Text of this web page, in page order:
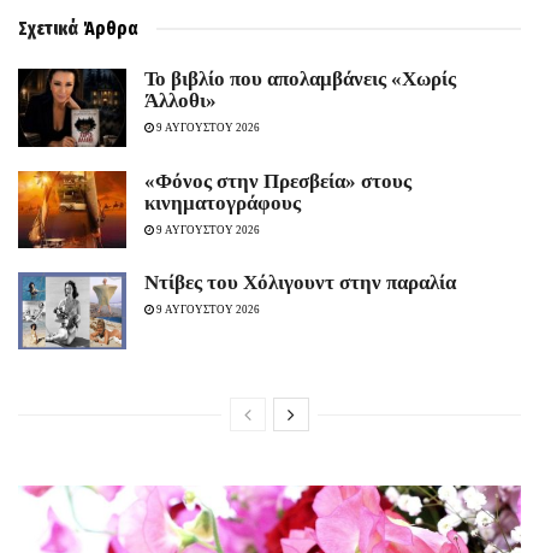
Σχετικά Άρθρα
Το βιβλίο που απολαμβάνεις «Χωρίς
Άλλοθι»
9 ΑΥΓΟΥΣΤΟΥ 2026
«Φόνος στην Πρεσβεία» στους
κινηματογράφους
9 ΑΥΓΟΥΣΤΟΥ 2026
Ντίβες του Χόλιγουντ στην παραλία
9 ΑΥΓΟΥΣΤΟΥ 2026